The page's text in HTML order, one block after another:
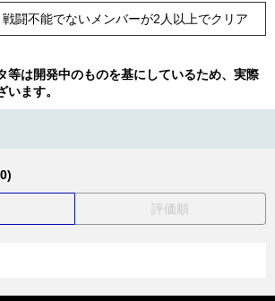
戦闘不能でないメンバーが2人以上でクリア
等は開発中のものを基にしているため、実際
います。
評価順